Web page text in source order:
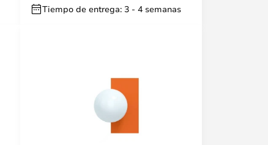
Tiempo de entrega: 3 - 4 semanas